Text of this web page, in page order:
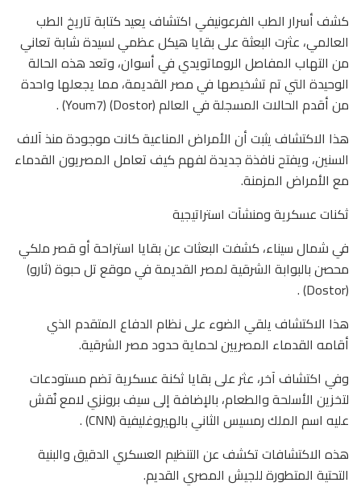
كشف أسرار الطب الفرعونيفي اكتشاف يعيد كتابة تاريخ الطب
العالمي، عثرت البعثة على بقايا هيكل عظمي لسيدة شابة تعاني
من التهاب المفاصل الروماتويدي في أسوان، وتعد هذه الحالة
الوحيدة التي تم تشخيصها في مصر القديمة، مما يجعلها واحدة
من أقدم الحالات المسجلة في العالم (Dostor) (Youm7) .
هذا الاكتشاف يثبت أن الأمراض المناعية كانت موجودة منذ آلاف
السنين، ويفتح نافذة جديدة لفهم كيف تعامل المصريون القدماء
مع الأمراض المزمنة.
ثكنات عسكرية ومنشآت استراتيجية
في شمال سيناء، كشفت البعثات عن بقايا استراحة أو قصر ملكي
محصن بالبوابة الشرقية لمصر القديمة في موقع تل حبوة (ثارو)
(Dostor) .
هذا الاكتشاف يلقي الضوء على نظام الدفاع المتقدم الذي
أقامه القدماء المصريين لحماية حدود مصر الشرقية.
وفي اكتشاف آخر، عثر على بقايا ثكنة عسكرية تضم مستودعات
لتخزين الأسلحة والطعام، بالإضافة إلى سيف برونزي لامع نُقش
عليه اسم الملك رمسيس الثاني بالهيروغليفية (CNN) .
هذه الاكتشافات تكشف عن التنظيم العسكري الدقيق والبنية
التحتية المتطورة للجيش المصري القديم.